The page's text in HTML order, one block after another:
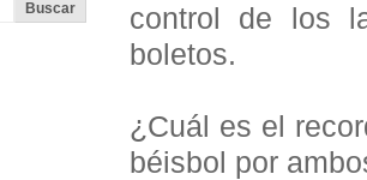
control de los
boletos.
¿Cuál es el
béisbol por